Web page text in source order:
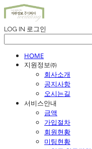
LOG IN 로그인
HOME
지원정보㈜
회사소개
공지사항
오시는길
서비스안내
금액
가입절차
회원현황
미팅현황